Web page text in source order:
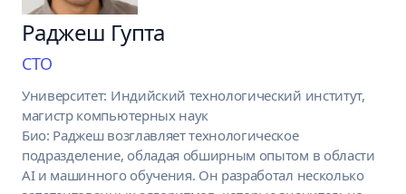
Раджеш Гупта
CTO
Университет: Индийский технологический институт,
магистр компьютерных наук
Био: Раджеш возглавляет технологическое
подразделение, обладая обширным опытом в области
AI и машинного обучения. Он разработал несколько